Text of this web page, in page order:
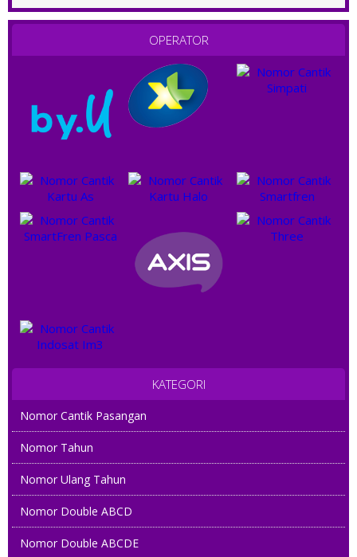
OPERATOR
KATEGORI
Nomor Cantik Pasangan
Nomor Tahun
Nomor Ulang Tahun
Nomor Double ABCD
Nomor Double ABCDE